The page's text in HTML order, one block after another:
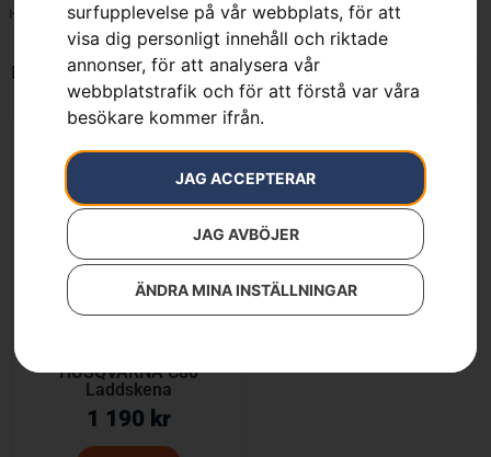
surfupplevelse på vår webbplats, för att
visa dig personligt innehåll och riktade
annonser, för att analysera vår
webbplatstrafik och för att förstå var våra
besökare kommer ifrån.
JAG ACCEPTERAR
JAG AVBÖJER
ÄNDRA MINA INSTÄLLNINGAR
Hem 7333377023727
Endast ett sökresultat
HUSQVARNA C80
Laddskena
1 190 kr